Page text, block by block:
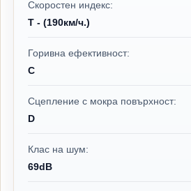
Скоростен индекс:
T - (190км/ч.)
Горивна ефективност:
C
Сцепление с мокра повърхност:
D
Клас на шум:
69dB